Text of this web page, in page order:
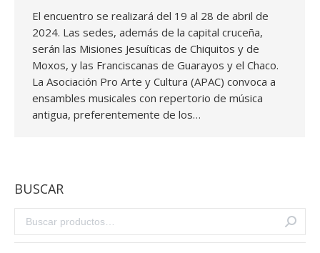
El encuentro se realizará del 19 al 28 de abril de
2024. Las sedes, además de la capital cruceña,
serán las Misiones Jesuíticas de Chiquitos y de
Moxos, y las Franciscanas de Guarayos y el Chaco.
La Asociación Pro Arte y Cultura (APAC) convoca a
ensambles musicales con repertorio de música
antigua, preferentemente de los…
BUSCAR